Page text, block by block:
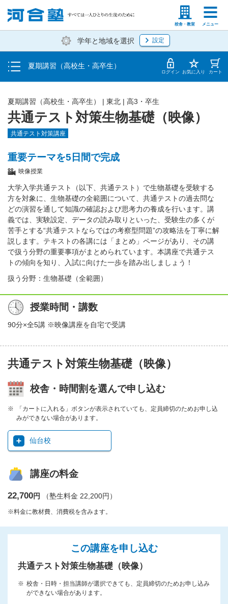
校舎・教室 メニュー
塾生の方 高等学校の先生
学年と地域を選択 設定
夏期講習（高校生・高卒生）
受講料・お申し込み方法
受講開始までの流れ
校舎・教室一覧 ログイン お気に入り カート
共通テスト対策生物基礎（映像）
夏期講習（高校生・高卒生） | 東北 | 高3・卒生
共通テスト対策講座
重要テーマを5日間で完成
映像授業
大学入学共通テスト（以下、共通テスト）で生物基礎を受験する
方を対象に、生物基礎の全範囲について、共通テストの過去問な
どの演習を通して知識の確認および思考力の養成を行います。講
義では、実験設定、データの読み取りといった、受験生の多くが
苦手とする“共通テストならではの考察型問題”の攻略法を丁寧に解
説します。テキストの各講には「まとめ」ページがあり、その講
で扱う分野の重要事項がまとめられています。本講座で共通テス
トの傾向を知り、入試に向けた一歩を踏み出しましょう！
扱う分野：生物基礎（全範囲）
授業時間・講数
90分×全5講 ※映像講座を自宅で受講
共通テスト対策生物基礎（映像）
校舎・時間割を選んで申し込む
「カートに入れる」ボタンが表示されていても、定員締切のためお申し込
みができない場合があります。
仙台校
講座の料金
22,700円 （塾生料金 22,200円）
※料金に教材費、消費税を含みます。
この講座を申し込む
共通テスト対策生物基礎（映像）
校舎・日時・担当講師が選択できても、定員締切のためお申し込み
ができない場合があります。